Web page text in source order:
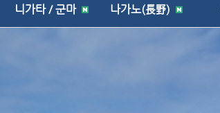
니가타 / 군마 나가노(長野)